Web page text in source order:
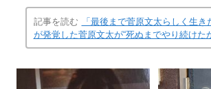
記事を読む
「最後まで菅原文太らしく生き
が発覚した菅原文太が“死ぬまでやり続けた